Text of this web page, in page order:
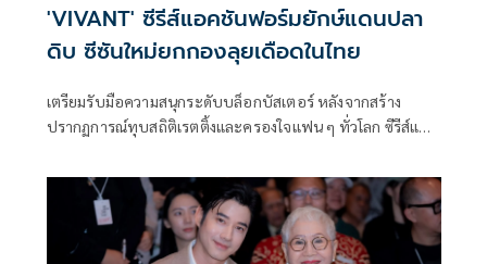
'VIVANT' ซีรีส์แอคชันฟอร์มยักษ์แดนปลา
ดิบ ซีซันใหม่ยกกองลุยเดือดในไทย
เตรียมรับมือความสนุกระดับบล็อกบัสเตอร์ หลังจากสร้าง
ปรากฏการณ์ทุบสถิติเรตติ้งและครองใจแฟน ๆ ทั่วโลก ซีรีส์แอ
ยิ่งใหญ่อีกครั้งในซีซันใหม่ ที่เข้มข้น ดุดัน และเกินคาดเดา